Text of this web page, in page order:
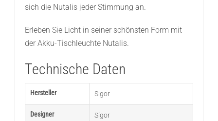
sich die Nutalis jeder Stimmung an.
Erleben Sie Licht in seiner schönsten Form mit
der Akku-Tischleuchte Nutalis.
Technische Daten
Hersteller Sigor
Designer Sigor